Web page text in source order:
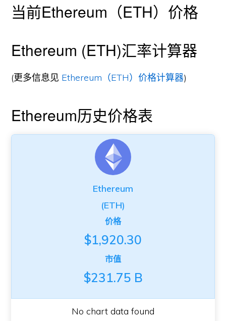
当前Ethereum（ETH）价格
Ethereum (ETH)汇率计算器
(更多信息见 Ethereum（ETH）价格计算器)
Ethereum历史价格表
Ethereum
(ETH)
价格
$1,920.30
市值
$231.75 B
No chart data found